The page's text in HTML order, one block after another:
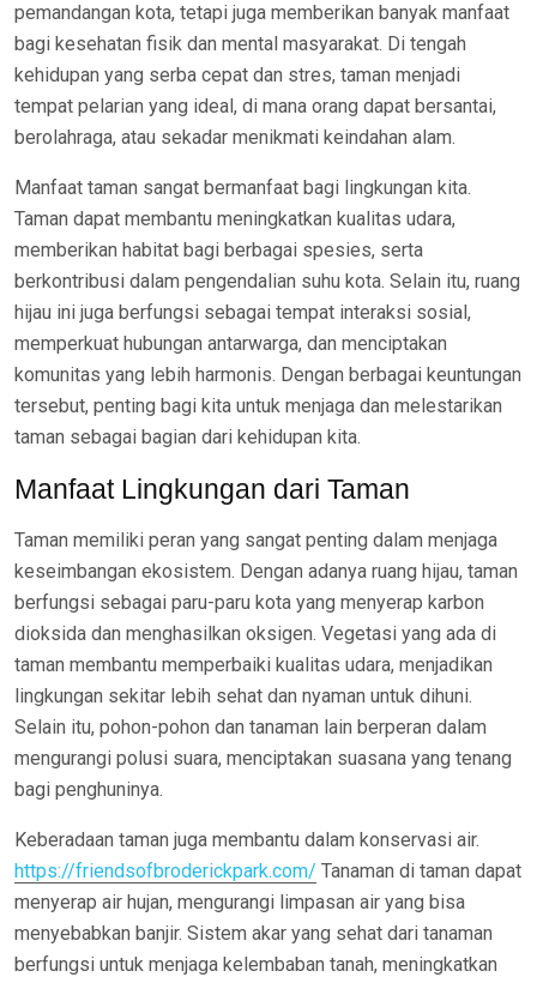
pemandangan kota, tetapi juga memberikan banyak manfaat
bagi kesehatan fisik dan mental masyarakat. Di tengah
kehidupan yang serba cepat dan stres, taman menjadi
tempat pelarian yang ideal, di mana orang dapat bersantai,
berolahraga, atau sekadar menikmati keindahan alam.
Manfaat taman sangat bermanfaat bagi lingkungan kita.
Taman dapat membantu meningkatkan kualitas udara,
memberikan habitat bagi berbagai spesies, serta
berkontribusi dalam pengendalian suhu kota. Selain itu, ruang
hijau ini juga berfungsi sebagai tempat interaksi sosial,
memperkuat hubungan antarwarga, dan menciptakan
komunitas yang lebih harmonis. Dengan berbagai keuntungan
tersebut, penting bagi kita untuk menjaga dan melestarikan
taman sebagai bagian dari kehidupan kita.
Manfaat Lingkungan dari Taman
Taman memiliki peran yang sangat penting dalam menjaga
keseimbangan ekosistem. Dengan adanya ruang hijau, taman
berfungsi sebagai paru-paru kota yang menyerap karbon
dioksida dan menghasilkan oksigen. Vegetasi yang ada di
taman membantu memperbaiki kualitas udara, menjadikan
lingkungan sekitar lebih sehat dan nyaman untuk dihuni.
Selain itu, pohon-pohon dan tanaman lain berperan dalam
mengurangi polusi suara, menciptakan suasana yang tenang
bagi penghuninya.
Keberadaan taman juga membantu dalam konservasi air.
https://friendsofbroderickpark.com/ Tanaman di taman dapat
menyerap air hujan, mengurangi limpasan air yang bisa
menyebabkan banjir. Sistem akar yang sehat dari tanaman
berfungsi untuk menjaga kelembaban tanah, meningkatkan